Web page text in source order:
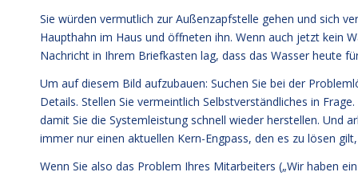
Sie würden vermutlich zur Außenzapfstelle gehen und sich
Haupthahn im Haus und öffneten ihn. Wenn auch jetzt kein
Nachricht in Ihrem Briefkasten lag, dass das Wasser heute
Um auf diesem Bild aufzubauen: Suchen Sie bei der
Details. Stellen Sie vermeintlich Selbstverständliches in
damit Sie die Systemleistung schnell wieder herstellen. Und
immer nur einen aktuellen Kern-Engpass, den es zu lösen
Wenn Sie also das Problem Ihres Mitarbeiters („Wir haben